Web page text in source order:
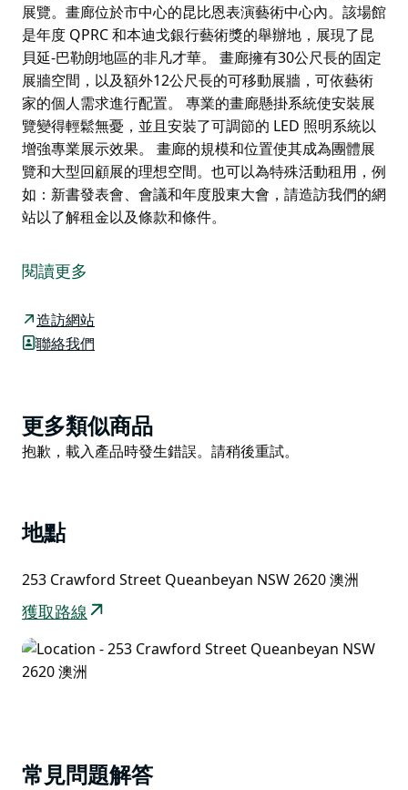
展覽。畫廊位於市中心的昆比恩表演藝術中心內。該場館
是年度 QPRC 和本迪戈銀行藝術獎的舉辦地，展現了昆
貝延-巴勒朗地區的非凡才華。 畫廊擁有30公尺長的固定
展牆空間，以及額外12公尺長的可移動展牆，可依藝術
家的個人需求進行配置。 專業的畫廊懸掛系統使安裝展
覽變得輕鬆無憂，並且安裝了可調節的 LED 照明系統以
增強專業展示效果。 畫廊的規模和位置使其成為團體展
覽和大型回顧展的理想空間。也可以為特殊活動租用，例
如：新書發表會、會議和年度股東大會，請造訪我們的網
站以了解租金以及條款和條件。
展覽。畫廊位於市中心的昆比恩表演藝術中心內。該場館
是年度 QPRC 和本迪戈銀行藝術獎的舉辦地，展現了昆
貝延-巴勒朗地區的非凡才華。
畫廊擁有30公尺長的固定展牆空間，以及額外12公尺長
和位置使其成為團體展覽和大型回顧展的理想空間。也可
以為特殊活動租用，例如：新書發表會、會議和年度股東
閱讀更多
造訪網站
聯絡我們
Product
List
更多類似商品
Product
抱歉，載入產品時發生錯誤。請稍後重試。
地點
253 Crawford Street Queanbeyan NSW 2620 澳洲
獲取路線
常見問題解答